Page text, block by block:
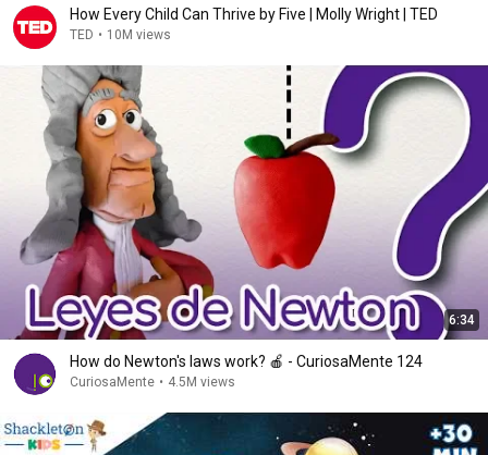
How Every Child Can Thrive by Five | Molly Wright | TED
TED • 10M views
6:34
How do Newton's laws work? 🍎 - CuriosaMente 124
CuriosaMente • 4.5M views